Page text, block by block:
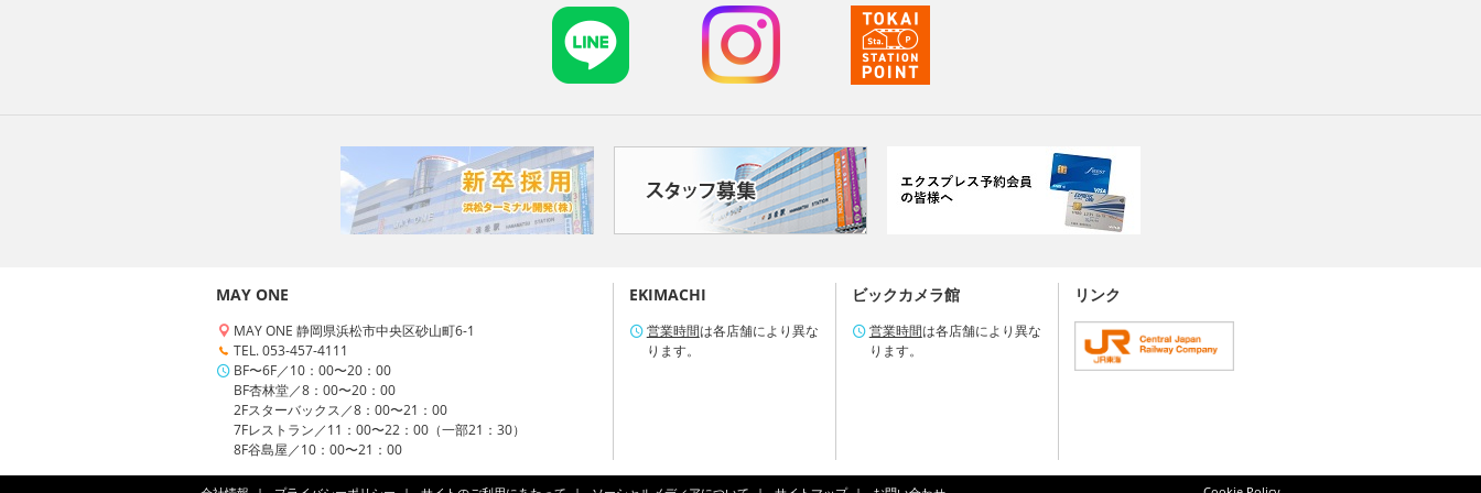
MAY ONE
MAY ONE 静岡県浜松市中央区砂山町6-1
TEL. 053-457-4111
BF〜6F／10：00〜20：00
BF杏林堂／8：00〜20：00
2Fスターバックス／8：00〜21：00
7Fレストラン／11：00〜22：00（一部21：30）
8F谷島屋／10：00〜21：00
EKIMACHI
営業時間は各店舗により異な
ります。
ビックカメラ館
営業時間は各店舗により異な
ります。
リンク